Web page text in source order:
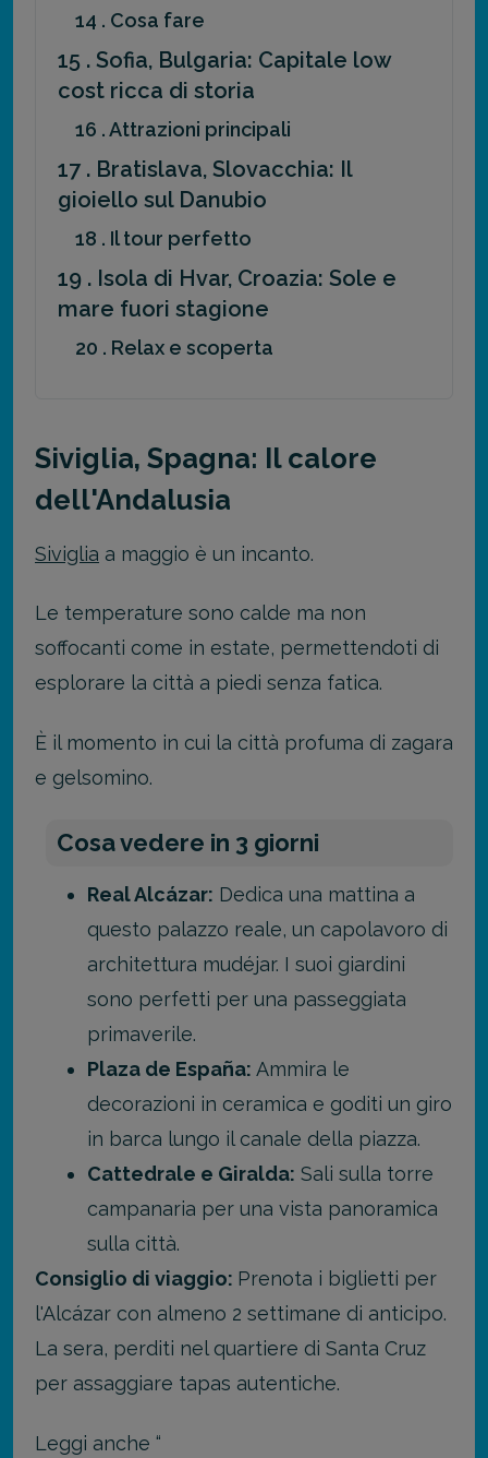
14 . Cosa fare
15 . Sofia, Bulgaria: Capitale low
cost ricca di storia
16 . Attrazioni principali
17 . Bratislava, Slovacchia: Il
gioiello sul Danubio
18 . Il tour perfetto
19 . Isola di Hvar, Croazia: Sole e
mare fuori stagione
20 . Relax e scoperta
Siviglia, Spagna: Il calore
dell'Andalusia
Siviglia a maggio è un incanto.
Le temperature sono calde ma non
soffocanti come in estate, permettendoti di
esplorare la città a piedi senza fatica.
È il momento in cui la città profuma di zagara
e gelsomino.
Cosa vedere in 3 giorni
Real Alcázar: Dedica una mattina a
questo palazzo reale, un capolavoro di
architettura mudéjar. I suoi giardini
sono perfetti per una passeggiata
primaverile.
Plaza de España: Ammira le
decorazioni in ceramica e goditi un giro
in barca lungo il canale della piazza.
Cattedrale e Giralda: Sali sulla torre
campanaria per una vista panoramica
sulla città.
Consiglio di viaggio: Prenota i biglietti per
l'Alcázar con almeno 2 settimane di anticipo.
La sera, perditi nel quartiere di Santa Cruz
per assaggiare tapas autentiche.
Leggi anche “